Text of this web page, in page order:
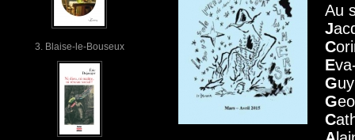
3. Blaise-le-Bouseux
Au
J
C
E
G
G
C